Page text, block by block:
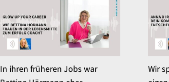
In ihren früheren Jobs war
Wir